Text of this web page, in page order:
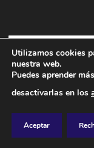
Utilizamos cookies
nuestra web.
Puedes aprender
desactivarlas en los
Aceptar